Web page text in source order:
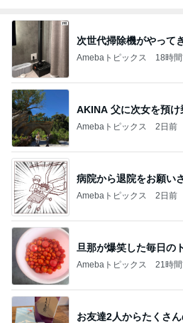
次世代掃除機がやって
Amebaトピックス 18時
AKINA 父に次女を預け
Amebaトピックス 2日前
病院から退院をお願い
Amebaトピックス 2日前
旦那が爆笑した毎日の
Amebaトピックス 21時
お友達2人からたくさ